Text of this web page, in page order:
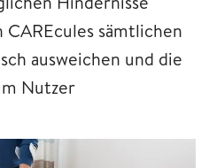
sämtlichen
ausweichen und die
Nutzer